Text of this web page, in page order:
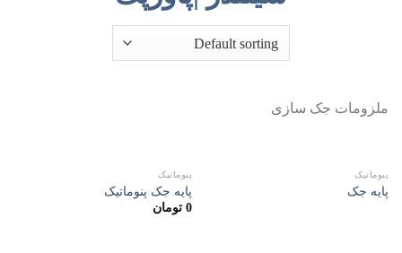
ملزومات جک سازی
پنوماتیک
پایه جک
پنوماتیک
پایه جک پنوماتیک
0 تومان